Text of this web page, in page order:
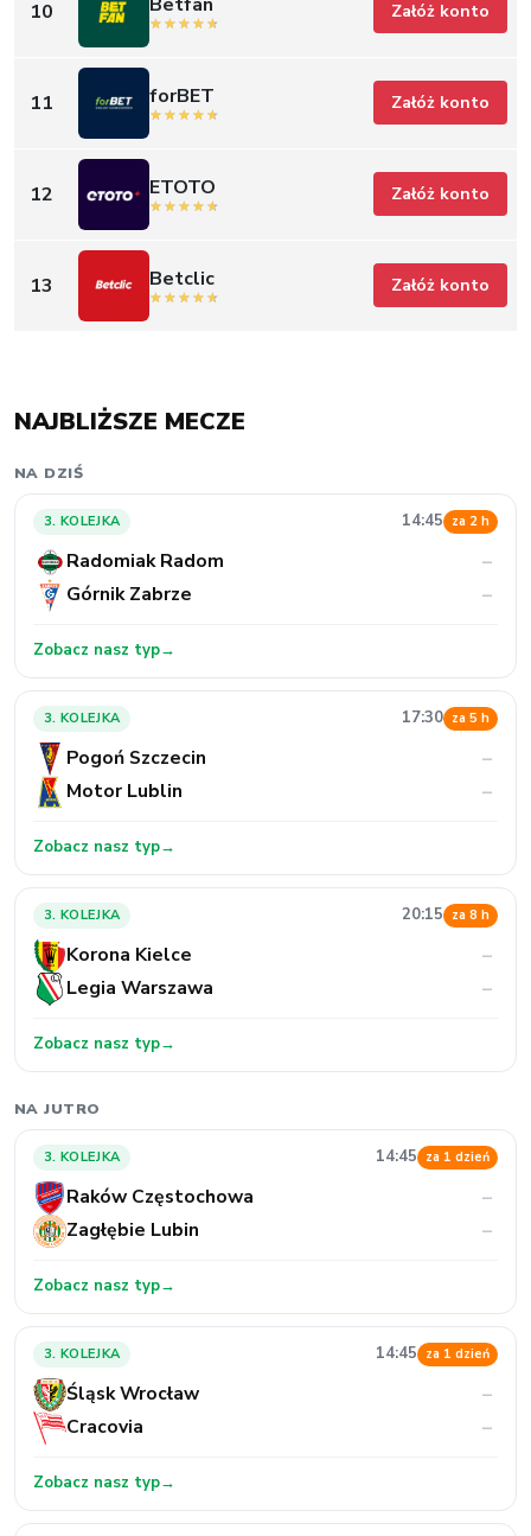
10 Załóż konto
11 forBET Załóż konto
12 ETOTO Załóż konto
13 Betclic Załóż konto
NAJBLIŻSZE MECZE
NA DZIŚ
3. KOLEJKA 14:45 za 2 h
Radomiak Radom
–
Górnik Zabrze
–
Zobacz nasz typ→
3. KOLEJKA 17:30 za 5 h
Pogoń Szczecin
–
Motor Lublin
–
Zobacz nasz typ→
3. KOLEJKA 20:15 za 8 h
Korona Kielce
–
Legia Warszawa
–
Zobacz nasz typ→
NA JUTRO
3. KOLEJKA 14:45 za 1 dzień
Raków Częstochowa
–
Zagłębie Lubin
–
Zobacz nasz typ→
3. KOLEJKA 14:45 za 1 dzień
Śląsk Wrocław
–
Cracovia
–
Zobacz nasz typ→